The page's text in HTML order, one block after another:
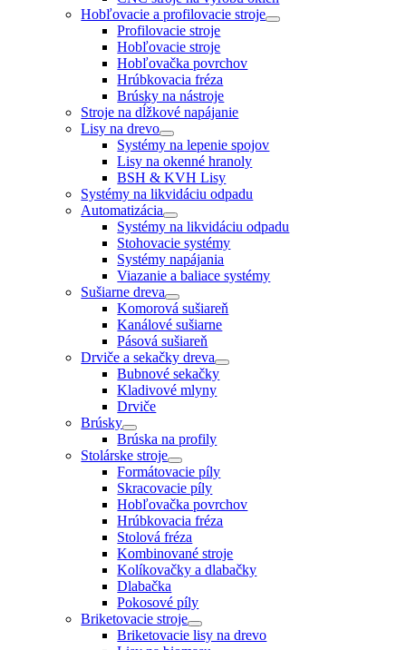
Hobľovacie a profilovacie stroje
Profilovacie stroje
Hobľovacie stroje
Hobľovačka povrchov
Hrúbkovacia fréza
Brúsky na nástroje
Stroje na dĺžkové napájanie
Lisy na drevo
Systémy na lepenie spojov
Lisy na okenné hranoly
BSH & KVH Lisy
Systémy na likvidáciu odpadu
Automatizácia
Systémy na likvidáciu odpadu
Stohovacie systémy
Systémy napájania
Viazanie a baliace systémy
Sušiarne dreva
Komorová sušiareň
Kanálové sušiarne
Pásová sušiareň
Drviče a sekačky dreva
Bubnové sekačky
Kladivové mlyny
Drviče
Brúsky
Brúska na profily
Stolárske stroje
Formátovacie píly
Skracovacie píly
Hobľovačka povrchov
Hrúbkovacia fréza
Stolová fréza
Kombinované stroje
Kolíkovačky a dlabačky
Dlabačka
Pokosové píly
Briketovacie stroje
Briketovacie lisy na drevo